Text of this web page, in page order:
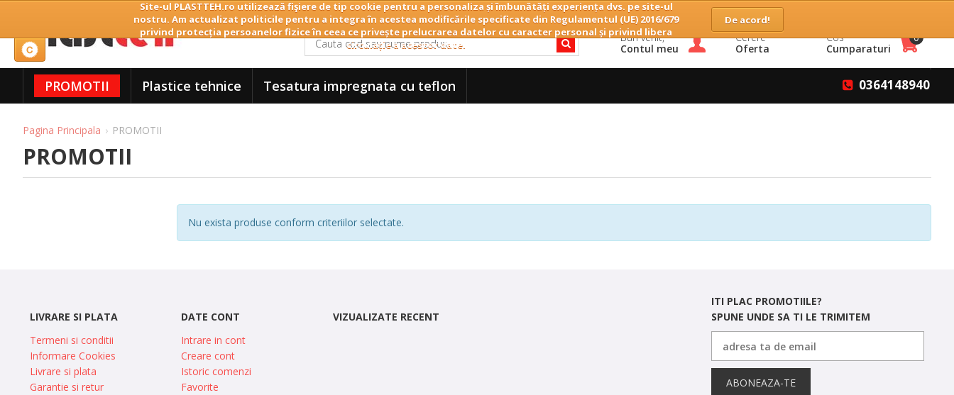
Companie
Bun venit,
Contul meu
Cerere
Oferta
Cos
Cumparaturi
0
PROMOTII Plastice tehnice Tesatura impregnata cu teflon 0364148940
Pagina Principala PROMOTII
PROMOTII
Nu exista produse conform criteriilor selectate.
LIVRARE SI PLATA
Termeni si conditii
Informare Cookies
Livrare si plata
Garantie si retur
DATE CONT
Intrare in cont
Creare cont
Istoric comenzi
Favorite
VIZUALIZATE RECENT
ITI PLAC PROMOTIILE?
SPUNE UNDE SA TI LE TRIMITEM
ABONEAZA-TE
Site-ul PLASTTEH.ro utilizează fişiere de tip cookie pentru a personaliza și îmbunătăți experiența dvs. pe site-ul
nostru. Am actualizat politicile pentru a integra în acestea modificările specificate din Regulamentul (UE) 2016/679
privind protecția persoanelor fizice în ceea ce privește prelucrarea datelor cu caracter personal și privind libera
circulație a acestor date.